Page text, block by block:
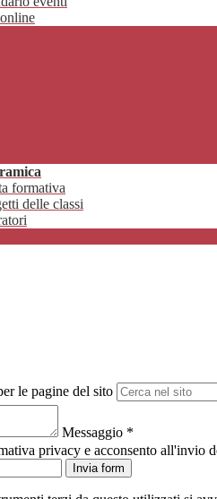
formativa
delle classi
le pagine del sito
Messaggio *
privacy e acconsento all'invio
Invia form